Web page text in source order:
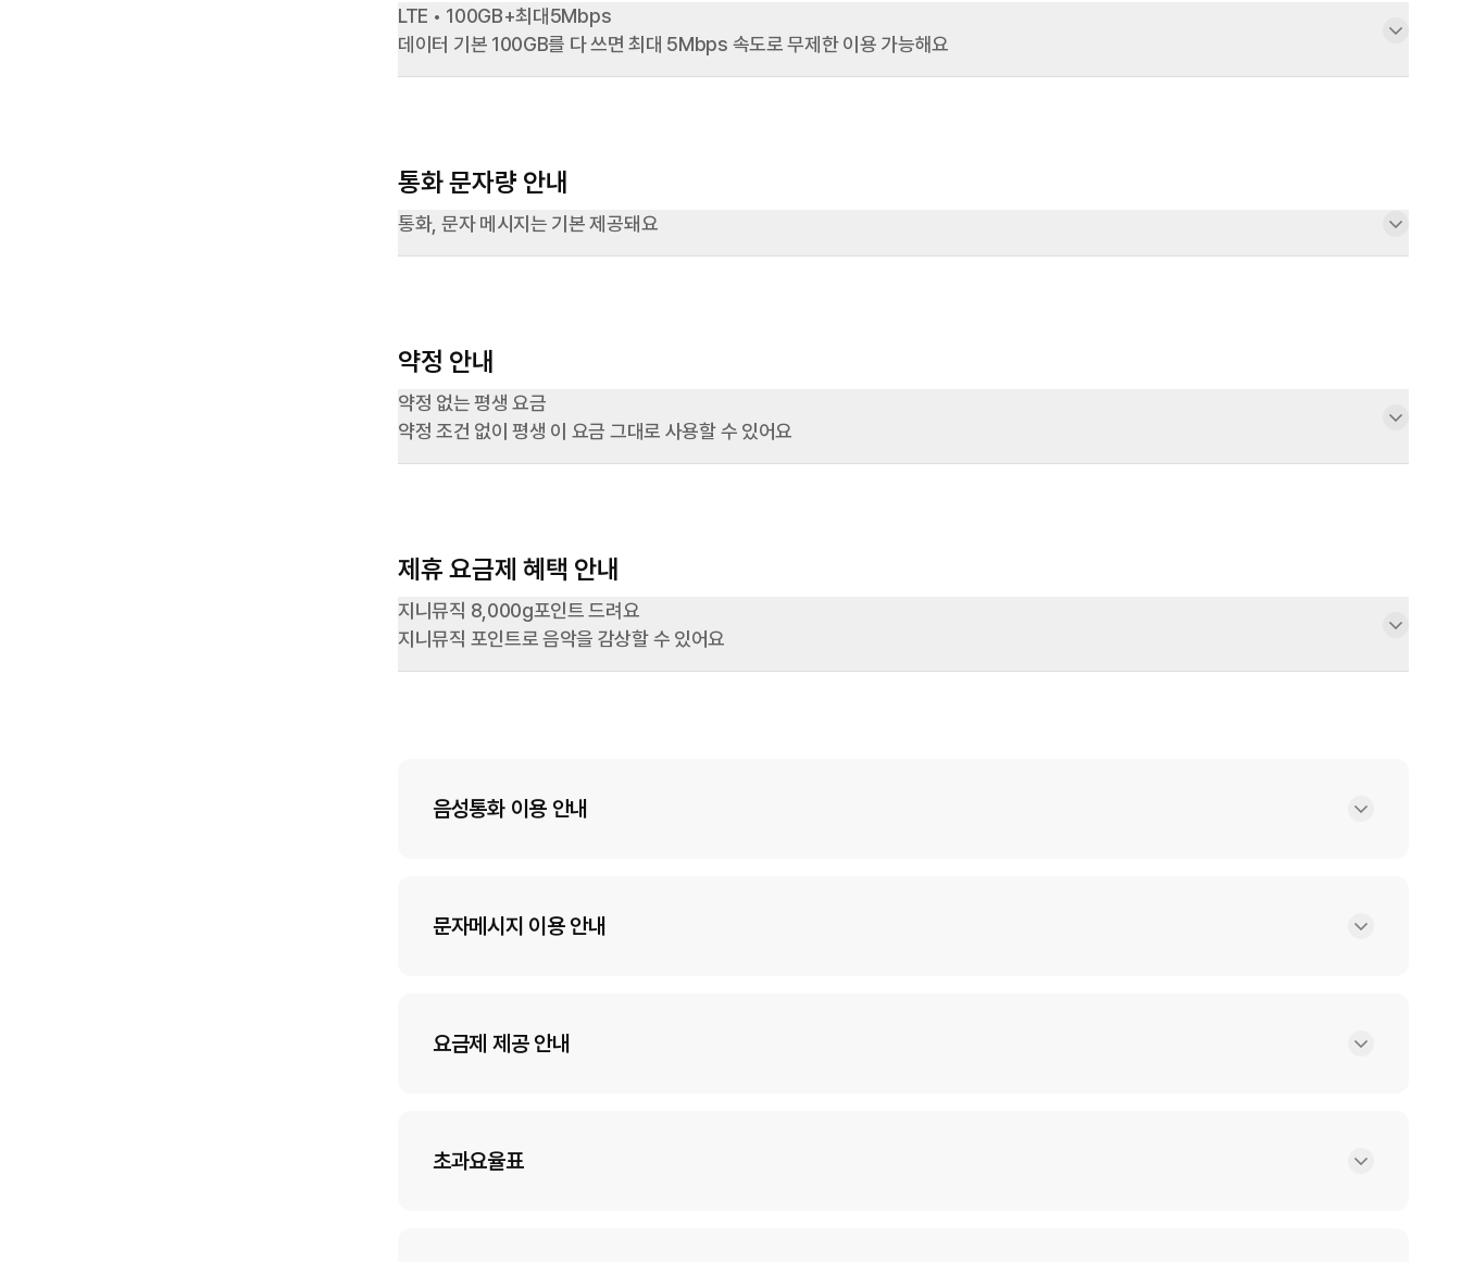
LTE • 100GB+최대5Mbps
데이터 기본 100GB를 다 쓰면 최대 5Mbps 속도로 무제한 이용 가능해요
통화 문자량 안내
통화, 문자 메시지는 기본 제공돼요
약정 안내
약정 없는 평생 요금
약정 조건 없이 평생 이 요금 그대로 사용할 수 있어요
제휴 요금제 혜택 안내
지니뮤직 8,000g포인트 드려요
지니뮤직 포인트로 음악을 감상할 수 있어요
음성통화 이용 안내
문자메시지 이용 안내
요금제 제공 안내
초과요율표